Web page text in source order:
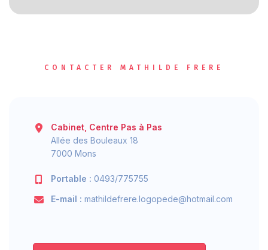
CONTACTER MATHILDE FRERE
Cabinet, Centre Pas à Pas
Allée des Bouleaux 18
7000 Mons
Portable : 0493/775755
E-mail : mathildefrere.logopede@hotmail.com